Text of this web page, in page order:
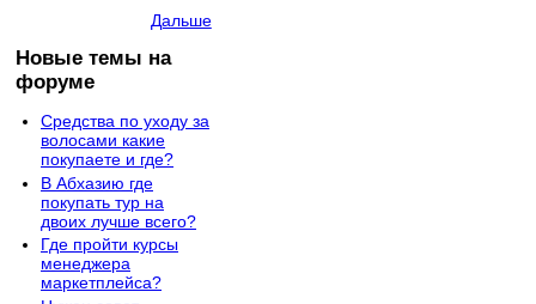
Дальше
Новые темы на
форуме
Средства по уходу за
волосами какие
покупаете и где?
В Абхазию где
покупать тур на
двоих лучше всего?
Где пройти курсы
менеджера
маркетплейса?